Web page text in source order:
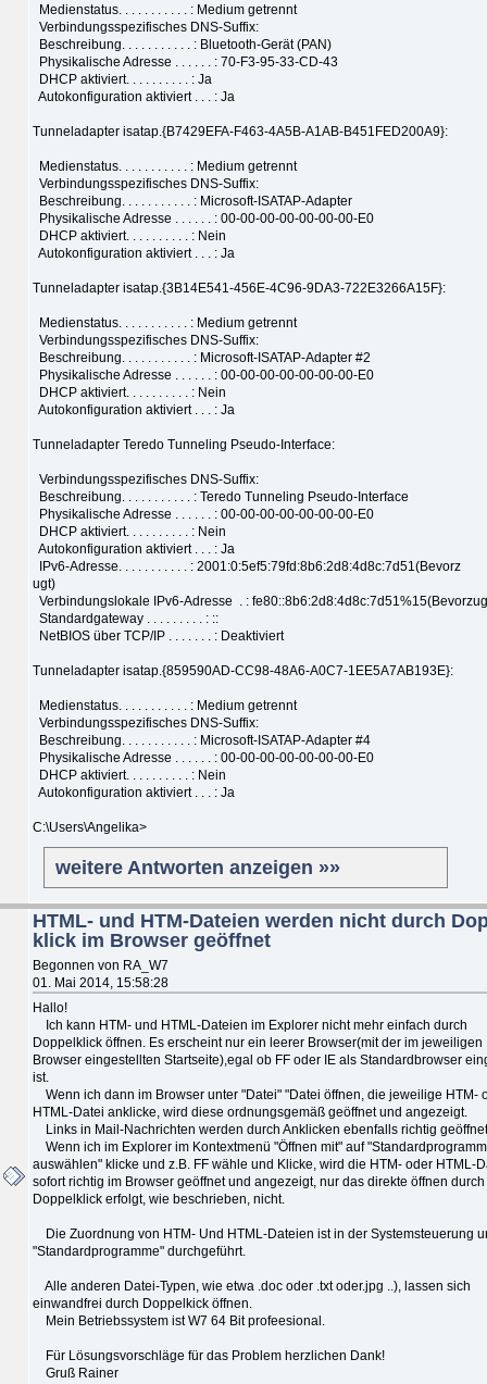
Medienstatus. . . . . . . . . . . : Medium getrennt
Verbindungsspezifisches DNS-Suffix:
Beschreibung. . . . . . . . . . . : Bluetooth-Gerät (PAN)
Physikalische Adresse . . . . . . : 70-F3-95-33-CD-43
DHCP aktiviert. . . . . . . . . . : Ja
Autokonfiguration aktiviert . . . : Ja
Tunneladapter isatap.{B7429EFA-F463-4A5B-A1AB-B451FED200A9}:
Medienstatus. . . . . . . . . . . : Medium getrennt
Verbindungsspezifisches DNS-Suffix:
Beschreibung. . . . . . . . . . . : Microsoft-ISATAP-Adapter
Physikalische Adresse . . . . . . : 00-00-00-00-00-00-00-E0
DHCP aktiviert. . . . . . . . . . : Nein
Autokonfiguration aktiviert . . . : Ja
Tunneladapter isatap.{3B14E541-456E-4C96-9DA3-722E3266A15F}:
Medienstatus. . . . . . . . . . . : Medium getrennt
Verbindungsspezifisches DNS-Suffix:
Beschreibung. . . . . . . . . . . : Microsoft-ISATAP-Adapter #2
Physikalische Adresse . . . . . . : 00-00-00-00-00-00-00-E0
DHCP aktiviert. . . . . . . . . . : Nein
Autokonfiguration aktiviert . . . : Ja
Tunneladapter Teredo Tunneling Pseudo-Interface:
Verbindungsspezifisches DNS-Suffix:
Beschreibung. . . . . . . . . . . : Teredo Tunneling Pseudo-Interface
Physikalische Adresse . . . . . . : 00-00-00-00-00-00-00-E0
DHCP aktiviert. . . . . . . . . . : Nein
Autokonfiguration aktiviert . . . : Ja
IPv6-Adresse. . . . . . . . . . . : 2001:0:5ef5:79fd:8b6:2d8:4d8c:7d51(Bevorz
ugt)
Verbindungslokale IPv6-Adresse . :
Standardgateway . . . . . . . . . : ::
NetBIOS über TCP/IP . . . . . . . : Deaktiviert
Tunneladapter isatap.{859590AD-CC98-48A6-A0C7-1EE5A7AB193E}:
Medienstatus. . . . . . . . . . . : Medium getrennt
Verbindungsspezifisches DNS-Suffix:
Beschreibung. . . . . . . . . . . : Microsoft-ISATAP-Adapter #4
Physikalische Adresse . . . . . . : 00-00-00-00-00-00-00-E0
DHCP aktiviert. . . . . . . . . . : Nein
Autokonfiguration aktiviert . . . : Ja
C:\Users\Angelika>
weitere Antworten anzeigen »»
HTML- und HTM-Dateien werden nicht durch
klick im Browser geöffnet
Begonnen von RA_W7
01. Mai 2014, 15:58:28
Hallo!
Ich kann HTM- und HTML-Dateien im Explorer nicht mehr einfach durch
Doppelklick öffnen. Es erscheint nur ein leerer Browser(mit der im jeweiligen
Browser eingestellten Startseite),egal ob FF oder IE als Standardbrowser
ist.
Wenn ich dann im Browser unter "Datei" "Datei öffnen, die jeweilige HTM-
HTML-Datei anklicke, wird diese ordnungsgemäß geöffnet und angezeigt.
Links in Mail-Nachrichten werden durch Anklicken ebenfalls richtig
Wenn ich im Explorer im Kontextmenü "Öffnen mit" auf "Standardprogramm
auswählen" klicke und z.B. FF wähle und Klicke, wird die HTM- oder HTML-
sofort richtig im Browser geöffnet und angezeigt, nur das direkte öffnen durch
Doppelklick erfolgt, wie beschrieben, nicht.
Die Zuordnung von HTM- Und HTML-Dateien ist in der Systemsteuerung
"Standardprogramme" durchgeführt.
Alle anderen Datei-Typen, wie etwa .doc oder .txt oder.jpg ..), lassen sich
einwandfrei durch Doppelkick öffnen.
Mein Betriebssystem ist W7 64 Bit profeesional.
Für Lösungsvorschläge für das Problem herzlichen Dank!
Gruß Rainer